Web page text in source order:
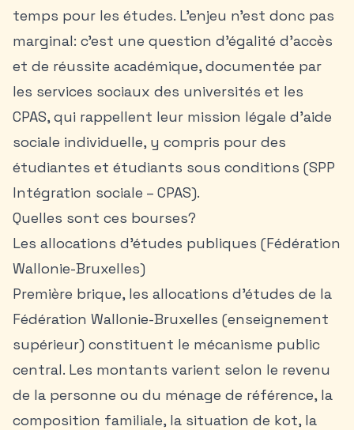
temps pour les études. L’enjeu n’est donc pas
marginal: c’est une question d’égalité d’accès
et de réussite académique, documentée par
les services sociaux des universités et les
CPAS, qui rappellent leur mission légale d’aide
sociale individuelle, y compris pour des
étudiantes et étudiants sous conditions (SPP
Intégration sociale – CPAS).
Quelles sont ces bourses?
Les allocations d’études publiques (Fédération
Wallonie-Bruxelles)
Première brique, les allocations d’études de la
Fédération Wallonie-Bruxelles (enseignement
supérieur) constituent le mécanisme public
central. Les montants varient selon le revenu
de la personne ou du ménage de référence, la
composition familiale, la situation de kot, la